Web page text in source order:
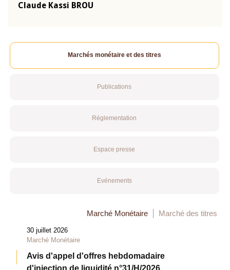
Claude Kassi BROU
Marchés monétaire et des titres
Publications
Réglementation
Espace presse
Evénements
Marché Monétaire Marché des titres
30 juillet 2026
Marché Monétaire
Avis d'appel d'offres hebdomadaire
d'injection de liquidité n°31/H/2026,